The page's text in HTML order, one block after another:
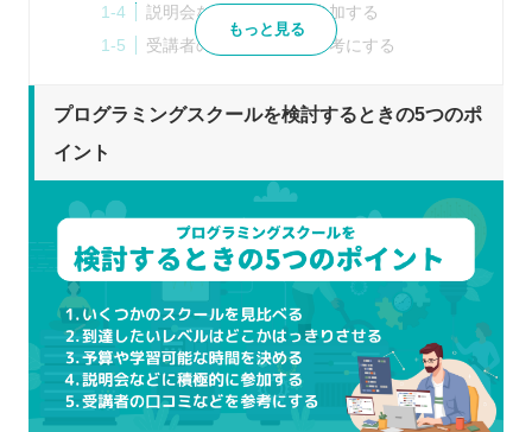
説明会などに積極的に参加する
受講者の口コミなどを参考にする
イント
通い続けることができるスケジュールにな
費用はどの程度かかるのか
しっかりとサポートしてもらえるか
カリキュラムの質は高いか
プログラミングスクールに通う5つのメリット
転職・就職に関するアドバイスをもらえる
仲間と切磋琢磨できる
もっと見る
プログラミングスクールを検討するときの5つのポ
イント